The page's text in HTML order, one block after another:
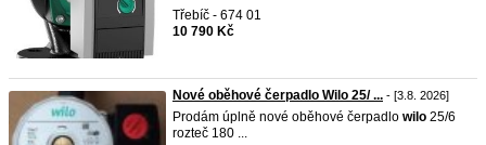
Třebíč - 674 01
10 790 Kč
Nové oběhové čerpadlo Wilo 25/ ... - [3.8. 2026]
Prodám úplně nové oběhové čerpadlo wilo 25/6
rozteč 180 ...